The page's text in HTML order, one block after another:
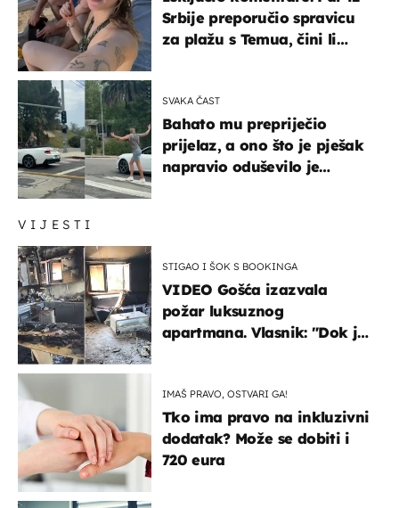
VIJESTI
STIGAO I ŠOK S BOOKINGA
VIDEO Gošća izazvala
požar luksuznog
apartmana. Vlasnik: "Dok je
IMAŠ PRAVO, OSTVARI GA!
Tko ima pravo na inkluzivni
dodatak? Može se dobiti i
720 eura
Srbije preporučio spravicu
za plažu s Temua, čini li
SVAKA ČAST
Bahato mu prepriječio
prijelaz, a ono što je pješak
napravio oduševilo je